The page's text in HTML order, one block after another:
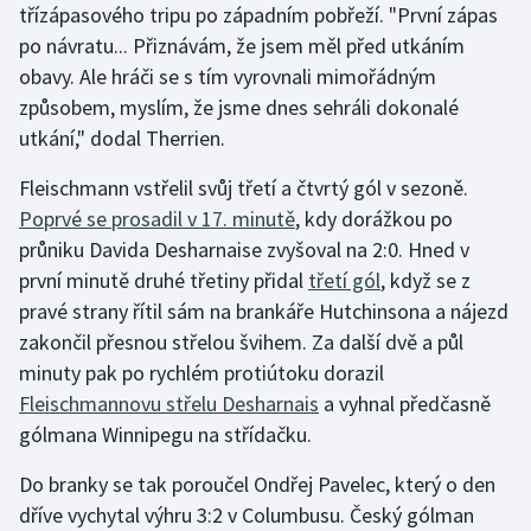
Gymnastika
Házená
Jezdectví
Judo
Krasobruslení
Lezení
Lyže a snowboard
Moderní pětiboj
Motorsport
třízápasového tripu po západním pobřeží. "První zápas
po návratu... Přiznávám, že jsem měl před utkáním
obavy. Ale hráči se s tím vyrovnali mimořádným
způsobem, myslím, že jsme dnes sehráli dokonalé
utkání," dodal Therrien.
Fleischmann vstřelil svůj třetí a čtvrtý gól v sezoně.
Poprvé se prosadil v 17. minutě, kdy dorážkou po
průniku Davida Desharnaise zvyšoval na 2:0. Hned v
první minutě druhé třetiny přidal třetí gól, když se z
pravé strany řítil sám na brankáře Hutchinsona a nájezd
zakončil přesnou střelou švihem. Za další dvě a půl
minuty pak po rychlém protiútoku dorazil
Fleischmannovu střelu Desharnais a vyhnal předčasně
gólmana Winnipegu na střídačku.
Do branky se tak poroučel Ondřej Pavelec, který o den
dříve vychytal výhru 3:2 v Columbusu. Český gólman